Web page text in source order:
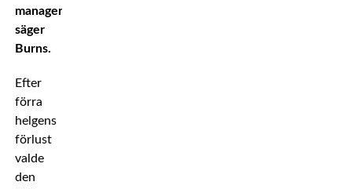
manager,
säger
Burns.
Efter
förra
helgens
förlust
valde
den